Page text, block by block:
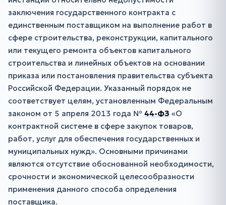
заключения государственного контракта с
единственным поставщиком на выполнение работ в
сфере строительства, реконструкции, капитального
или текущего ремонта объектов капитального
строительства и линейных объектов на основании
приказа или постановления правительства субъекта
Российской Федерации. Указанный порядок не
соответствует целям, установленным Федеральным
законом от 5 апреля 2013 года № 44-ФЗ «О
контрактной системе в сфере закупок товаров,
работ, услуг для обеспечения государственных и
муниципальных нужд». Основными причинами
являются отсутствие обоснованной необходимости,
срочности и экономической целесообразности
применения данного способа определения
поставщика.